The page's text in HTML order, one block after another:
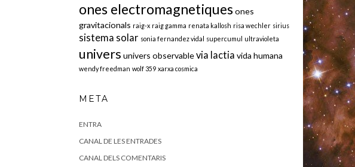
ones electromagnetiquesones
gravitacionals raig-x raig gamma renata kallosh risa wechler sirius
sistema solar sonia fernandez vidal supercumul ultravioleta
univers univers observablevia lactia vida humana
wendy freedman wolf 359 xarxa cosmica
META
ENTRA
CANAL DE LES ENTRADES
CANAL DELS COMENTARIS